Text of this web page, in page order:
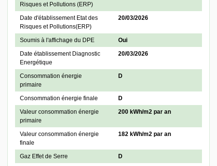
Risques et Pollutions (ERP)
Date d'établissement Etat des
Risques et Pollutions(ERP)
20/03/2026
Soumis à l'affichage du DPE
Oui
Date établissement Diagnostic
Energétique
20/03/2026
Consommation énergie
primaire
D
Consommation énergie finale
D
Valeur consommation énergie
primaire
200 kWh/m2 par an
Valeur consommation énergie
finale
182 kWh/m2 par an
Gaz Effet de Serre
D